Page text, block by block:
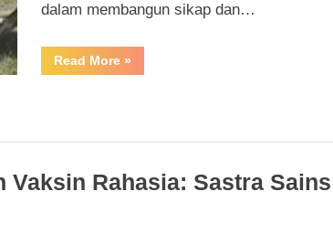
dalam membangun sikap dan…
Read More“Materi
Pramuka
»
Vaksin Rahasia: Sastra Sains